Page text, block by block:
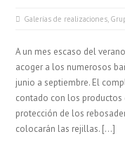
Galerías de realizaciones,
A un mes escaso del
acoger a los numerosos
junio a septiembre. El
contado con los productos
protección de los
colocarán las rejillas. […]